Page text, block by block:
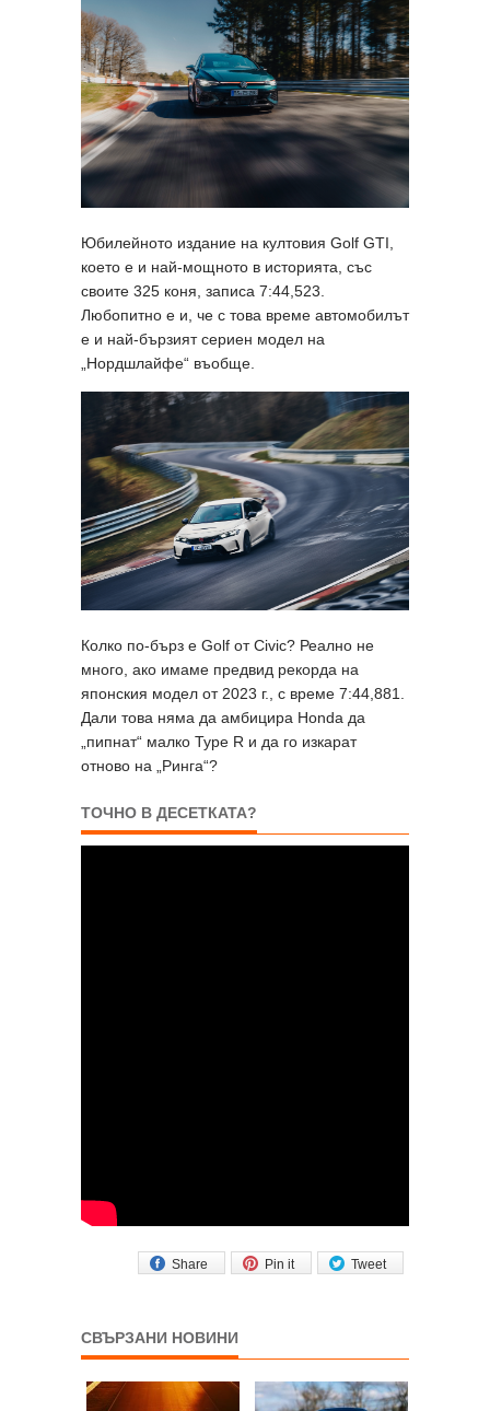
Юбилейното издание на култовия Golf GTI,
което е и най-мощното в историята, със
своите 325 коня, записа 7:44,523.
Любопитно е и, че с това време автомобилът
е и най-бързият сериен модел на
„Нордшлайфе“ въобще.
Колко по-бърз е Golf от Civic? Реално не
много, ако имаме предвид рекорда на
японския модел от 2023 г., с време 7:44,881.
Дали това няма да амбицира Honda да
„пипнат“ малко Type R и да го изкарат
отново на „Ринга“?
ТОЧНО В ДЕСЕТКАТА?
Tweet
Pin it
Share
СВЪРЗАНИ НОВИНИ